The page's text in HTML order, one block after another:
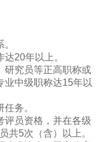
20年以上。
研究员等正高职称或
业中级职称达15年以
务。
评员资格，并在各级
共5次（含）以上。